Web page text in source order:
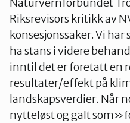
Riksrevisors kritikk av
konsesjonssaker. Vi
ha stans i videre
inntil det er foretatt en
resultater/effekt på
landskapsverdier. Når
nytteløst og galt